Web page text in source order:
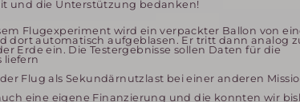
und die Unterstützung bedanken!
Flugexperiment wird ein verpackter Ballon von
dort automatisch aufgeblasen. Er tritt dann analog
Erde ein. Die Testergebnisse sollen Daten für die
liefern
Flug als Sekundärnutzlast bei einer anderen
eine eigene Finanzierung und die konnten wir